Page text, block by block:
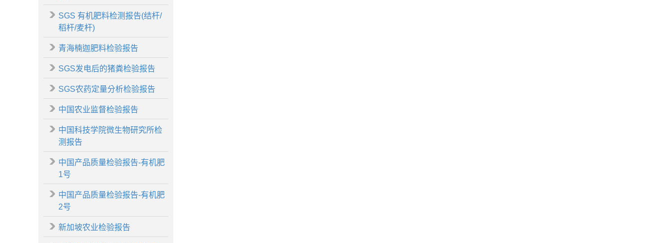
SGS 有机肥料检测报告(结杆/
稻杆/麦杆)
青海楠迦肥料检验报告
SGS发电后的猪粪检验报告
SGS农药定量分析检验报告
中国农业监督检验报告
中国科技学院微生物研究所检
测报告
中国产品质量检验报告-有机肥
1号
中国产品质量检验报告-有机肥
2号
新加坡农业检验报告